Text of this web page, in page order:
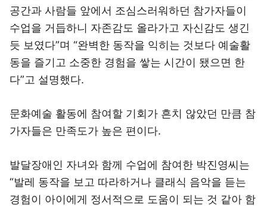
공간과 사람들 앞에서 조심스러워하던 참가자들이
수업을 거듭하니 자존감도 올라가고 자신감도 생긴
듯 보였다”며 “완벽한 동작을 익히는 것보다 예술활
동을 즐기고 소중한 경험을 쌓는 시간이 됐으면 한
다”고 설명했다.
문화예술 활동에 참여할 기회가 흔치 않았던 만큼 참
가자들은 만족도가 높은 편이다.
발달장애인 자녀와 함께 수업에 참여한 박진영씨는
“발레 동작을 보고 따라하거나 클래식 음악을 듣는
경험이 아이에게 정서적으로 도움이 되는 것 같아 함